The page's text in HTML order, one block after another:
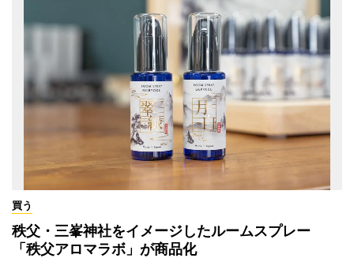
買う
秩父・三峯神社をイメージしたルームスプレー
「秩父アロマラボ」が商品化